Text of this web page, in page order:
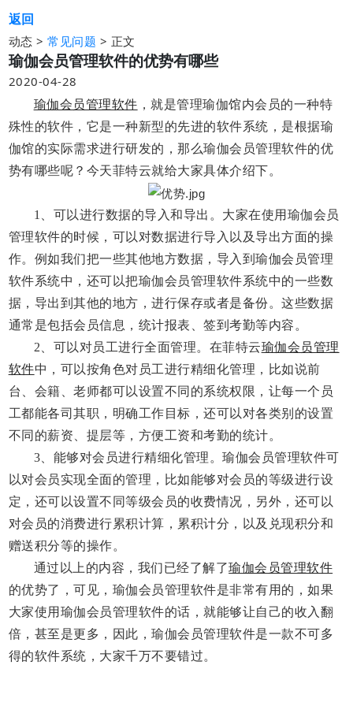
返回
动态 >常见问题 > 正文
瑜伽会员管理软件的优势有哪些
2020-04-28
瑜伽会员管理软件 ，就是管理瑜伽馆内会员的一种特
殊性的软件，它是一种新型的先进的软件系统，是根据瑜
伽馆的实际需求进行研发的，那么瑜伽会员管理软件的优
势有哪些呢？今天菲特云就给大家具体介绍下。
1、 可以进行数据的导入和导出。大家在使用瑜伽会员
管理软件的时候，可以对数据进行导入以及导出方面的操
作。例如我们把一些其他地方数据，导入到瑜伽会员管理
软件系统中，还可以把瑜伽会员管理软件系统中的一些数
据，导出到其他的地方，进行保存或者是备份。这些数据
通常是包括会员信息， 统计报表、签到考勤等内容 。
2、 可以对员工进行全面管理。在菲特云瑜伽会员管理
软件中，可以按角色对员工进行精细化管理，比如说前
台、会籍、老师都可以设置不同的系统权限，让每一个员
工都能各司其职，明确工作目标，还可以对各类别的设置
不同的薪资、提层等，方便工资和考勤的统计。
3、 能够对会员进行精细化管理。瑜伽会员管理软件可
以对会员实现全面的管理，比如能够对会员的等级进行设
定，还可以设置不同等级会员的收费情况，另外，还可以
对会员的消费进行累积计算，累积计分，以及兑现积分和
赠送积分等的操作。
通过以上的内容，我们已经了解了瑜伽会员管理软件
的优势了，可见，瑜伽会员管理软件是非常有用的，如果
大家使用瑜伽会员管理软件的话，就能够让自己的收入翻
倍，甚至是更多，因此，瑜伽会员管理软件是一款不可多
得的软件系统，大家千万不要错过。